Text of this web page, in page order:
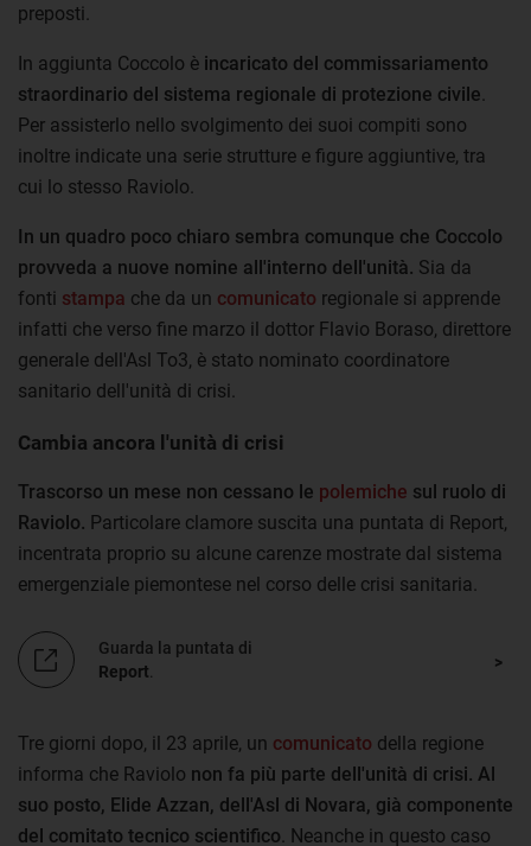
preposti.
In aggiunta Coccolo è incaricato del commissariamento
straordinario del sistema regionale di protezione civile
Per assisterlo nello svolgimento dei suoi compiti sono
inoltre indicate una serie strutture e figure aggiuntive, tra
cui lo stesso Raviolo.
In un quadro poco chiaro sembra comunque che Coccolo
provveda a nuove nomine all'interno dell'unità. Sia da
fonti stampa che da un comunicato regionale si apprende
infatti che verso fine marzo il dottor Flavio Boraso, direttore
generale dell'Asl To3, è stato nominato coordinatore
sanitario dell'unità di crisi.
Cambia ancora l'unità di crisi
Trascorso un mese non cessano le polemiche sul ruolo di
Raviolo. Particolare clamore suscita una puntata di Report,
incentrata proprio su alcune carenze mostrate dal sistema
emergenziale piemontese nel corso delle crisi sanitaria.
Guarda la puntata di
Report
Tre giorni dopo, il 23 aprile, un comunicato della regione
informa che Raviolo non fa più parte dell'unità di crisi. Al
suo posto, Elide Azzan, dell'Asl di Novara, già componente
del comitato tecnico scientifico . Neanche in questo caso